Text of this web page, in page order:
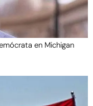
en Michigan